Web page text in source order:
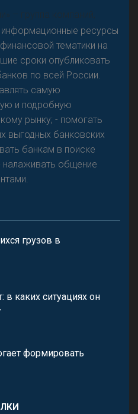
– группа компаний,
ресурсы
тематики на
сроки опубликовать
по всей России.
самую
и подробную
рынку; - помогать
выгодных банковских
банкам в поиске
налаживать общение
грузов в
в каких ситуациях он
формировать